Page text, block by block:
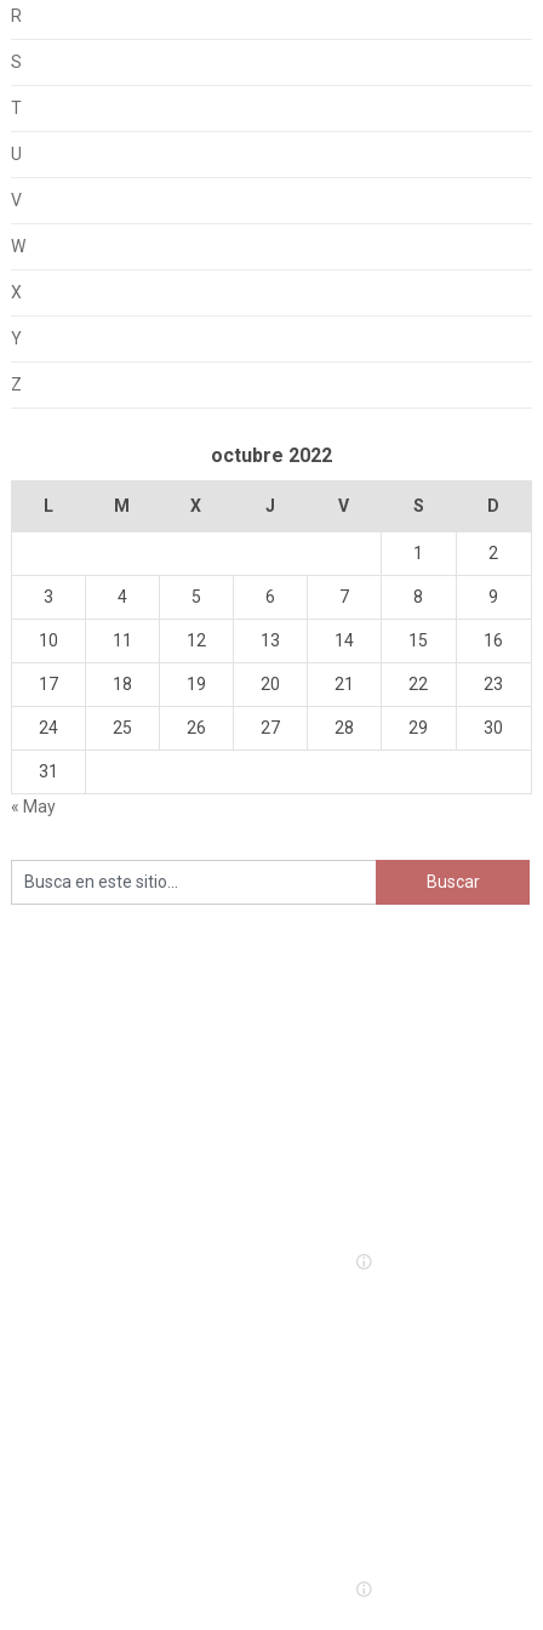
R
S
T
U
V
W
X
Y
Z
octubre 2022
L M X J V S D
1 2
3 4 5 6 7 8 9
10 11 12 13 14 15 16
17 18 19 20 21 22 23
24 25 26 27 28 29 30
31
« May